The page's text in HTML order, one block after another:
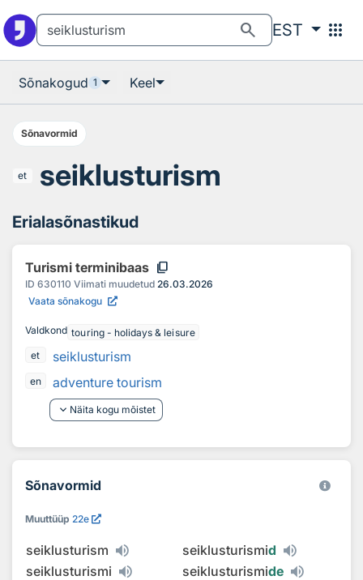
search EST apps
Sõnakogud 1 Keel
Sõnavormid
et seiklusturism
Erialasõnastikud
Turismi terminibaas content_copy
ID 630110 Viimati muudetud 26.03.2026
Vaata sõnakogu
Valdkond touring - holidays & leisure
et
seiklusturism
en
adventure tourism
keyboard_arrow_down Näita kogu mõistet
Sõnavormid
Muuttüüp 22e
seiklusturism seiklusturismid
seiklusturismi
seiklusturismide